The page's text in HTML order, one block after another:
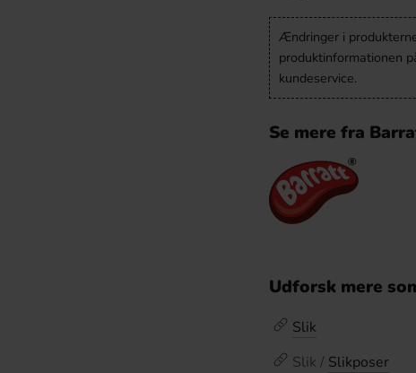
Ændringer i
produktinformationen
kundeservice.
Se mere fra
Udforsk mere
Slik
Slik / Slikposer